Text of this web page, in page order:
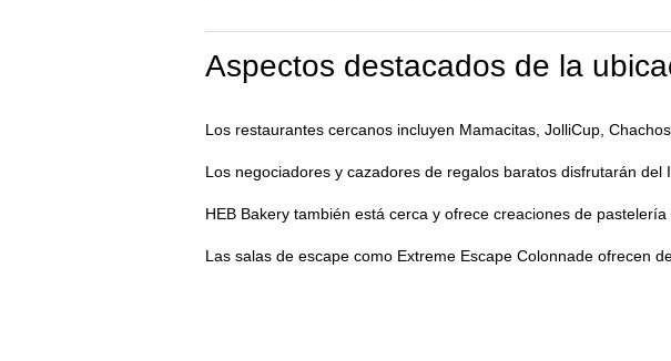
Aspectos destacados de la
Los restaurantes cercanos incluyen Mamacitas, JolliCup,
Los negociadores y cazadores de regalos baratos disfrutarán
HEB Bakery también está cerca y ofrece creaciones de
Las salas de escape como Extreme Escape Colonnade ofrecen